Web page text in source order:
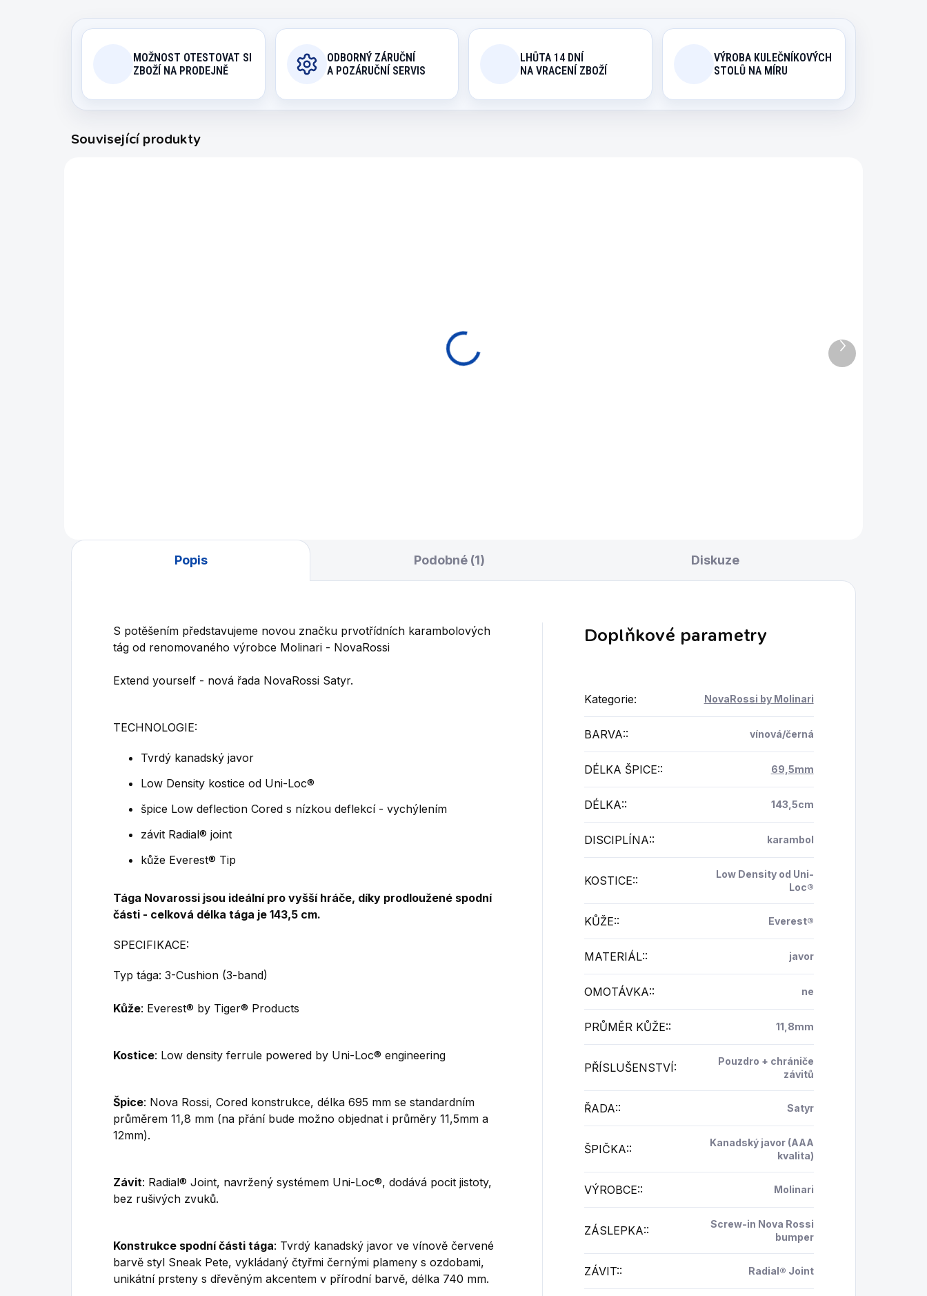
MOŽNOST OTESTOVAT SI
ZBOŽÍ NA PRODEJNĚ
ODBORNÝ ZÁRUČNÍ
A POZÁRUČNÍ SERVIS
LHŮTA 14 DNÍ
NA VRACENÍ ZBOŽÍ
VÝROBA KULEČNÍKOVÝCH
STOLŮ NA MÍRU
Související produkty
Další
produkt
Popis Podobné (1) Diskuze
S potěšením představujeme novou značku prvotřídních karambolových
tág od renomovaného výrobce Molinari - NovaRossi
Extend yourself - nová řada NovaRossi Satyr.
TECHNOLOGIE:
Tvrdý kanadský javor
Low Density kostice od Uni-Loc®
špice Low deflection Cored s nízkou deflekcí - vychýlením
závit Radial® joint
kůže Everest® Tip
Tága Novarossi jsou ideální pro vyšší hráče, díky prodloužené spodní
části - celková délka tága je 143,5 cm.
SPECIFIKACE:
Typ tága: 3-Cushion (3-band)
Kůže: Everest® by Tiger® Products
Kostice: Low density ferrule powered by Uni-Loc® engineering
Špice: Nova Rossi, Cored konstrukce, délka 695 mm se standardním
průměrem 11,8 mm (na přání bude možno objednat i průměry 11,5mm a
12mm).
Závit: Radial® Joint, navržený systémem Uni-Loc®, dodává pocit jistoty,
bez rušivých zvuků.
Konstrukce spodní části tága: Tvrdý kanadský javor ve vínově červené
barvě styl Sneak Pete, vykládaný čtyřmi černými plameny s ozdobami,
unikátní prsteny s dřevěným akcentem v přírodní barvě, délka 740 mm.
Doplňkové parametry
Kategorie: NovaRossi by Molinari
BARVA:: vínová/černá
DÉLKA ŠPICE:: 69,5mm
DÉLKA:: 143,5cm
DISCIPLÍNA:: karambol
KOSTICE::
Low Density od Uni-
Loc®
KŮŽE:: Everest®
MATERIÁL:: javor
OMOTÁVKA:: ne
PRŮMĚR KŮŽE:: 11,8mm
PŘÍSLUŠENSTVÍ:
Pouzdro + chrániče
závitů
ŘADA:: Satyr
ŠPIČKA::
Kanadský javor (AAA
kvalita)
VÝROBCE:: Molinari
ZÁSLEPKA::
Screw-in Nova Rossi
bumper
ZÁVIT:: Radial® Joint